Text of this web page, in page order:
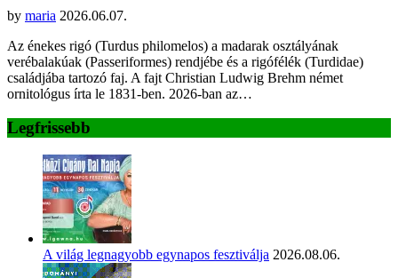
by maria 2026.06.07.
Az énekes rigó (Turdus philomelos) a madarak osztályának
verébalakúak (Passeriformes) rendjébe és a rigófélék (Turdidae)
családjába tartozó faj. A fajt Christian Ludwig Brehm német
ornitológus írta le 1831-ben. 2026-ban az…
Legfrissebb
A világ legnagyobb egynapos fesztiválja 2026.08.06.